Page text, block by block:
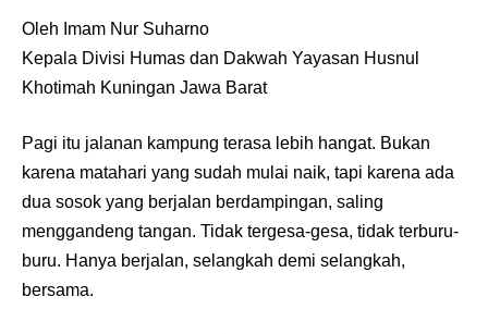
Oleh Imam Nur Suharno
Kepala Divisi Humas dan Dakwah Yayasan Husnul
Khotimah Kuningan Jawa Barat
Pagi itu jalanan kampung terasa lebih hangat. Bukan
karena matahari yang sudah mulai naik, tapi karena ada
dua sosok yang berjalan berdampingan, saling
menggandeng tangan. Tidak tergesa-gesa, tidak terburu-
buru. Hanya berjalan, selangkah demi selangkah,
bersama.